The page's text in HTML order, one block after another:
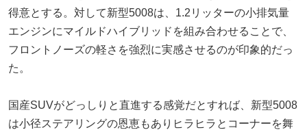
得意とする。対して新型5008は、1.2リッターの小排気量
エンジンにマイルドハイブリッドを組み合わせることで、
フロントノーズの軽さを強烈に実感させるのが印象的だっ
た。
国産SUVがどっしりと直進する感覚だとすれば、新型5008
は小径ステアリングの恩恵もありヒラヒラとコーナーを舞